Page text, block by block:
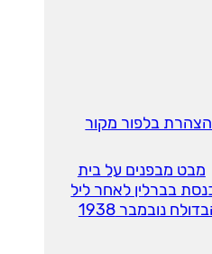
הצהרת בלפור מקור